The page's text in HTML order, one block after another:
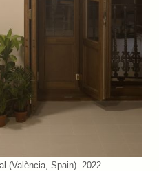
(València, Spain). 2022